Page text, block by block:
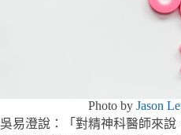
Photo by Jason
吳易澄說：「對精神科醫師來說